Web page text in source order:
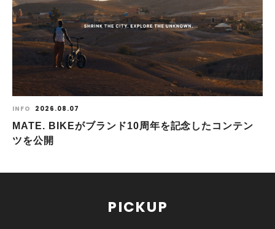
INFO 2026.08.07
MATE. BIKEがブランド10周年を記念したコンテン
ツを公開
PICKUP